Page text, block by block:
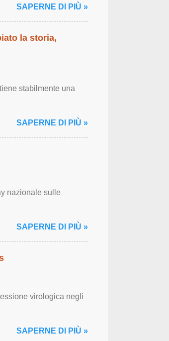
SAPERNE DI PIÙ »
la storia,
stabilmente una
SAPERNE DI PIÙ »
nazionale sulle
SAPERNE DI PIÙ »
virologica negli
SAPERNE DI PIÙ »